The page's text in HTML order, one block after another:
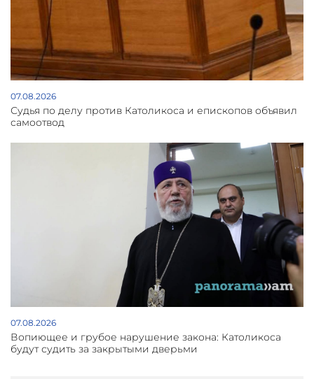
07.08.2026
Судья по делу против Католикоса и епископов объявил
самоотвод
07.08.2026
Вопиющее и грубое нарушение закона: Католикоса
будут судить за закрытыми дверьми